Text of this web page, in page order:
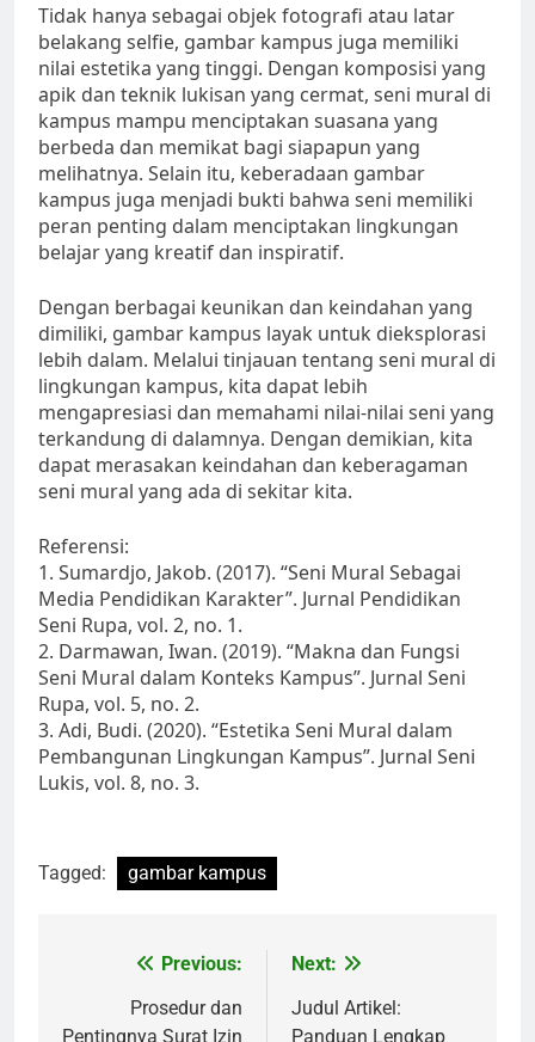
Tidak hanya sebagai objek fotografi atau latar
belakang selfie, gambar kampus juga memiliki
nilai estetika yang tinggi. Dengan komposisi yang
apik dan teknik lukisan yang cermat, seni mural di
kampus mampu menciptakan suasana yang
berbeda dan memikat bagi siapapun yang
melihatnya. Selain itu, keberadaan gambar
kampus juga menjadi bukti bahwa seni memiliki
peran penting dalam menciptakan lingkungan
belajar yang kreatif dan inspiratif.
Dengan berbagai keunikan dan keindahan yang
dimiliki, gambar kampus layak untuk dieksplorasi
lebih dalam. Melalui tinjauan tentang seni mural di
lingkungan kampus, kita dapat lebih
mengapresiasi dan memahami nilai-nilai seni yang
terkandung di dalamnya. Dengan demikian, kita
dapat merasakan keindahan dan keberagaman
seni mural yang ada di sekitar kita.
Referensi:
1. Sumardjo, Jakob. (2017). “Seni Mural Sebagai
Media Pendidikan Karakter”. Jurnal Pendidikan
Seni Rupa, vol. 2, no. 1.
2. Darmawan, Iwan. (2019). “Makna dan Fungsi
Seni Mural dalam Konteks Kampus”. Jurnal Seni
Rupa, vol. 5, no. 2.
3. Adi, Budi. (2020). “Estetika Seni Mural dalam
Pembangunan Lingkungan Kampus”. Jurnal Seni
Lukis, vol. 8, no. 3.
Tagged: gambar kampus
navigation
Previous:
Prosedur dan
Pentingnya Surat Izin
Next:
Judul Artikel:
Panduan Lengkap